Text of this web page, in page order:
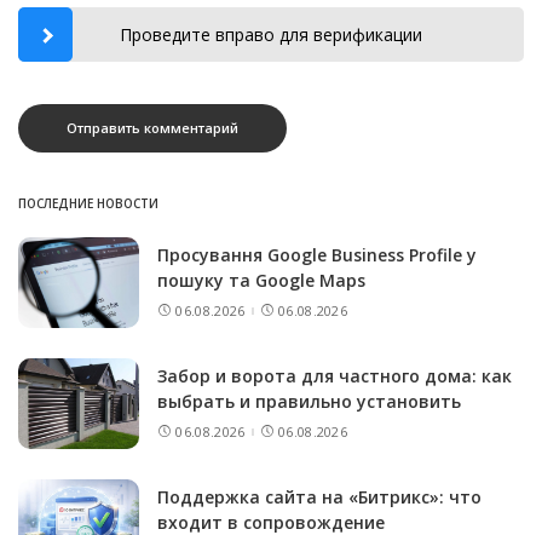
Проведите вправо для верификации
ПОСЛЕДНИЕ НОВОСТИ
Просування Google Business Profile у
пошуку та Google Maps
06.08.2026 06.08.2026
Забор и ворота для частного дома: как
выбрать и правильно установить
06.08.2026 06.08.2026
Поддержка сайта на «Битрикс»: что
входит в сопровождение